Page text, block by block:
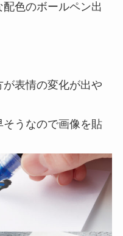
色のボールペン出
表情の変化が出や
うなので画像を貼